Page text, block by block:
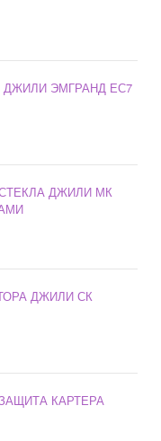
ДЖИЛИ ЭМГРАНД ЕС7
ДЖИЛИ МК
ДЖИЛИ СК
ЗАЩИТА КАРТЕРА